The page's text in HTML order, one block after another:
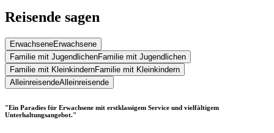
Reisende sagen
ErwachseneErwachsene
Familie mit JugendlichenFamilie mit Jugendlichen
Familie mit KleinkindernFamilie mit Kleinkindern
AlleinreisendeAlleinreisende
"Ein Paradies für Erwachsene mit erstklassigem Service und vielfältigem
Unterhaltungsangebot."